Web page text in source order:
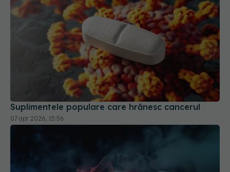
Suplimentele populare care hrănesc cancerul
07 apr 2026, 15:56